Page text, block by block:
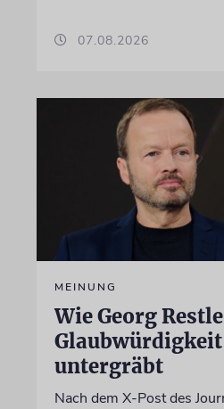
07.08.2026
MEINUNG
Wie Georg
Glaubwürdigkeit
untergräbt
Nach dem X-Post des